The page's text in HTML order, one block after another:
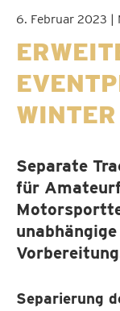
6. Februar 2023 |
Separate
für
Separierung